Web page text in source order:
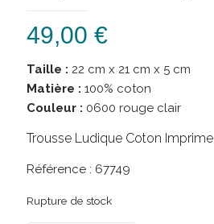
49,00 €
Taille : 22 cm x 21 cm x 5 cm
Matière : 100% coton
Couleur : 0600 rouge clair
Trousse Ludique Coton Imprime
Référence : 67749
Rupture de stock